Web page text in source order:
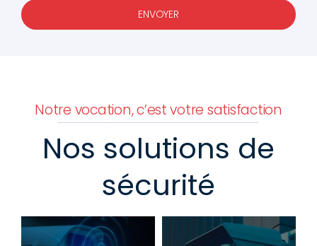
ENVOYER
Notre vocation, c’est votre satisfaction
Nos solutions de
sécurité